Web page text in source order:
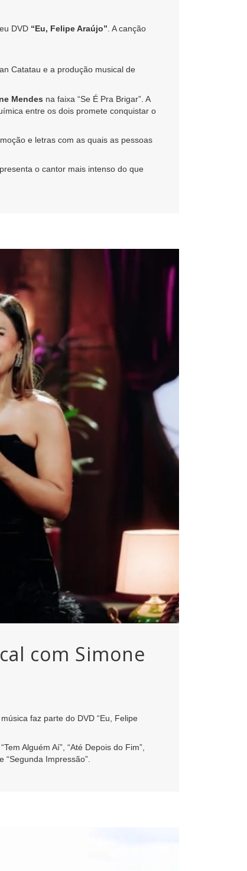
DVD “Eu, Felipe Araújo” . A canção
Catatau e a produção musical de
Mendes na faixa “Se É Pra Brigar”. A
entre os dois promete conquistar o
e letras com as quais as pessoas
o cantor mais intenso do que
com Simone
faz parte do DVD “Eu, Felipe
Alguém Aí”, “Até Depois do Fim”,
“Segunda Impressão”.